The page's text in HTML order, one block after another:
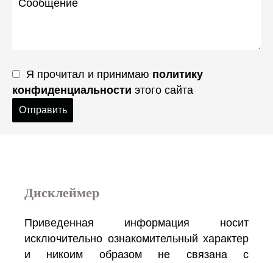
Я прочитал и принимаю политику
конфиденциальности этого сайта
Отправить
Дисклеймер
Приведенная информация носит
исключительно ознакомительный характер
и никоим образом не связана с